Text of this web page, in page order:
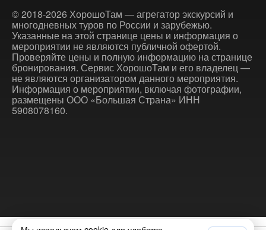
© 2018-2026 ХорошоТам — агрегатор экскурсий и
многодневных туров по России и зарубежью.
Указанные на этой странице цены и информация о
мероприятии не являются публичной офертой.
Проверяйте цены и полную информацию на странице
бронирования. Сервис ХорошоТам и его владелец —
не являются организатором данного мероприятия.
Информация о мероприятии, включая фотографии,
размещены ООО «Большая Страна» ИНН
5908078160.